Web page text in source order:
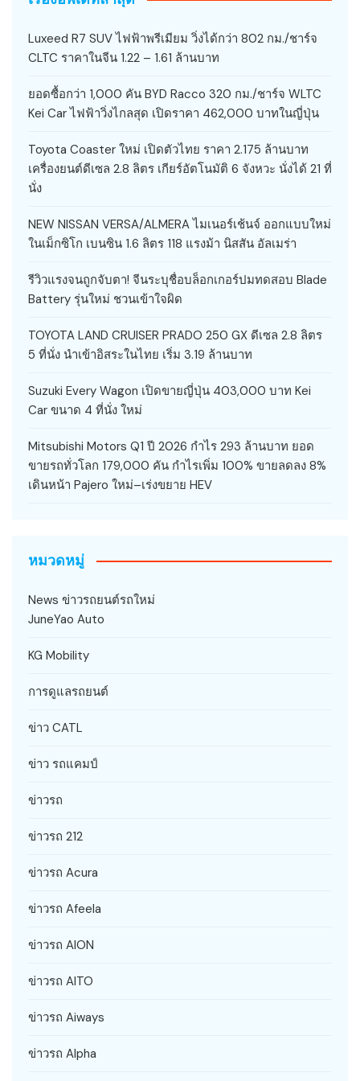
Luxeed R7 SUV ไฟฟ้าพรีเมียม วิ่งได้กว่า 802 กม./ชาร์จ
CLTC ราคาในจีน 1.22 – 1.61 ล้านบาท
ยอดซื้อกว่า 1,000 คัน BYD Racco 320 กม./ชาร์จ WLTC
Kei Car ไฟฟ้าวิ่งไกลสุด เปิดราคา 462,000 บาทในญี่ปุ่น
Toyota Coaster ใหม่ เปิดตัวไทย ราคา 2.175 ล้านบาท
เครื่องยนต์ดีเซล 2.8 ลิตร เกียร์อัตโนมัติ 6 จังหวะ นั่งได้ 21 ที่
นั่ง
NEW NISSAN VERSA/ALMERA ไมเนอร์เช้นจ์ ออกแบบใหม่
ในเม็กซิโก เบนซิน 1.6 ลิตร 118 แรงม้า นิสสัน อัลเมร่า
รีวิวแรงจนถูกจับตา! จีนระบุชื่อบล็อกเกอร์ปมทดสอบ Blade
Battery รุ่นใหม่ ชวนเข้าใจผิด
TOYOTA LAND CRUISER PRADO 250 GX ดีเซล 2.8 ลิตร
5 ที่นั่ง นำเข้าอิสระในไทย เริ่ม 3.19 ล้านบาท
Suzuki Every Wagon เปิดขายญี่ปุ่น 403,000 บาท Kei
Car ขนาด 4 ที่นั่ง ใหม่
Mitsubishi Motors Q1 ปี 2026 กำไร 293 ล้านบาท ยอด
ขายรถทั่วโลก 179,000 คัน กำไรเพิ่ม 100% ขายลดลง 8%
เดินหน้า Pajero ใหม่–เร่งขยาย HEV
หมวดหมู่
News ข่าวรถยนต์รถใหม่
JuneYao Auto
KG Mobility
การดูแลรถยนต์
ข่าว CATL
ข่าว รถแคมป์
ข่าวรถ
ข่าวรถ 212
ข่าวรถ Acura
ข่าวรถ Afeela
ข่าวรถ AION
ข่าวรถ AITO
ข่าวรถ Aiways
ข่าวรถ Alpha